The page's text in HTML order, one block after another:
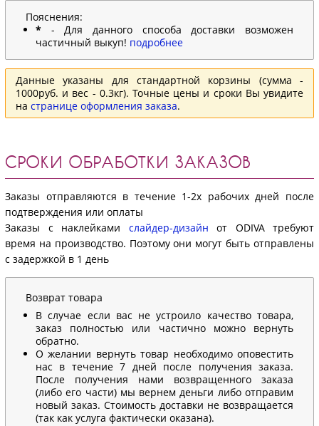
Пояснения:
* - Для данного способа доставки возможен
частичный выкуп! подробнее
Данные указаны для стандартной корзины (сумма -
1000руб. и вес - 0.3кг). Точные цены и сроки Вы увидите
на странице оформления заказа.
СРОКИ ОБРАБОТКИ ЗАКАЗОВ
Заказы отправляются в течение 1-2х рабочих дней после
подтверждения или оплаты
Заказы с наклейками слайдер-дизайн от ODIVA требуют
время на производство. Поэтому они могут быть отправлены
с задержкой в 1 день
Возврат товара
В случае если вас не устроило качество товара,
заказ полностью или частично можно вернуть
обратно.
О желании вернуть товар необходимо оповестить
нас в течение 7 дней после получения заказа.
После получения нами возвращенного заказа
(либо его части) мы вернем деньги либо отправим
новый заказ. Стоимость доставки не возвращается
(так как услуга фактически оказана).